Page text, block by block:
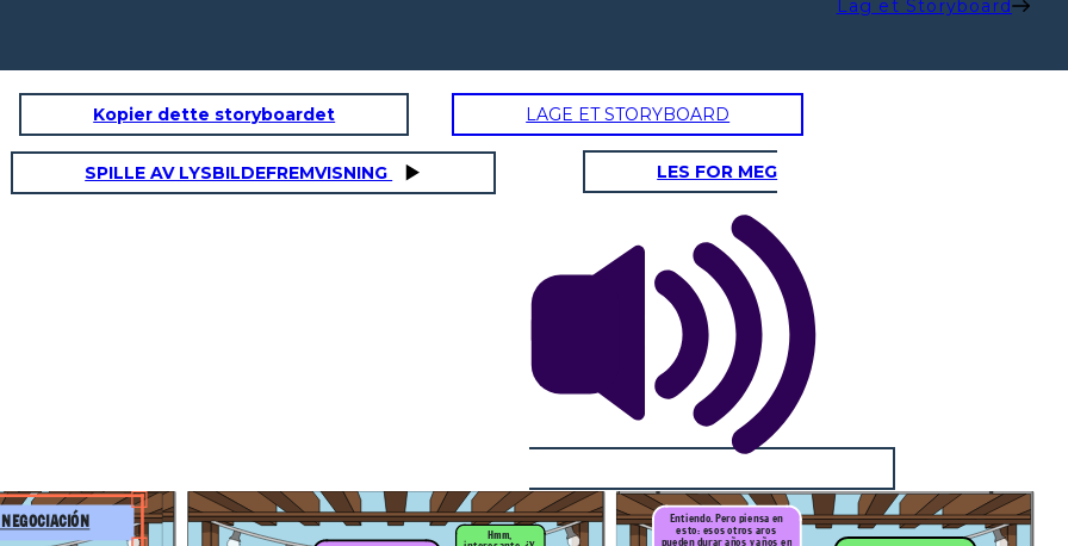
Lag et Storyboard
Kopier dette storyboardet LAGE ET STORYBOARD
SPILLE AV LYSBILDEFREMVISNING LES FOR MEG
Entiendo. Pero piensa en
esto: esos otros aros
pueden durar años y años en
Hmm,